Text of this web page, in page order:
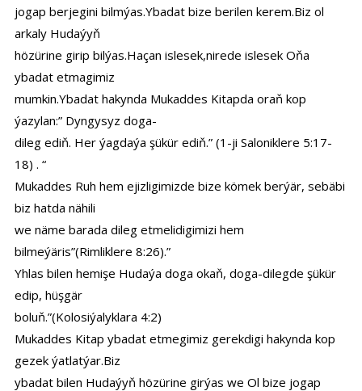
jogap berjegini bilmýas.Ybadat bize berilen kerem.Biz ol
arkaly Hudaýyň
hözürine girip bilýas.Haçan islesek,nirede islesek Oňa
ybadat etmagimiz
mumkin.Ybadat hakynda Mukaddes Kitapda oraň kop
ýazylan:” Dyngysyz doga-
dileg ediň. Her ýagdaýa şükür ediň.” (1-ji Saloniklere 5:17-
18) . “
Mukaddes Ruh hem ejizligimizde bize kömek berýär, sebäbi
biz hatda nähili
we näme barada dileg etmelidigimizi hem
bilmeýäris”(Rimliklere 8:26).”
Yhlas bilen hemişe Hudaýa doga okaň, doga-dilegde şükür
edip, hüşgär
boluň.”(Kolosiýalyklara 4:2)
Mukaddes Kitap ybadat etmegimiz gerekdigi hakynda kop
gezek ýatlatýar.Biz
ybadat bilen Hudaýyň hözürine girýas we Ol bize jogap